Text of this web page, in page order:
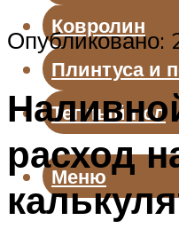
Ковролин
Плинтуса и
Теплый пол
Меню
Опубликовано:
расход